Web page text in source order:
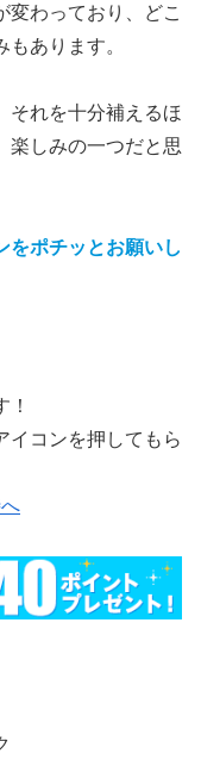
変わっており、どこ
あります。
それを十分補えるほ
楽しみの一つだと思
をポチッとお願いし
イコンを押してもら